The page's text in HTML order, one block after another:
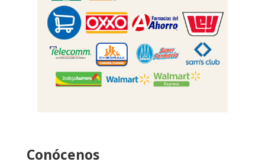
Conócenos